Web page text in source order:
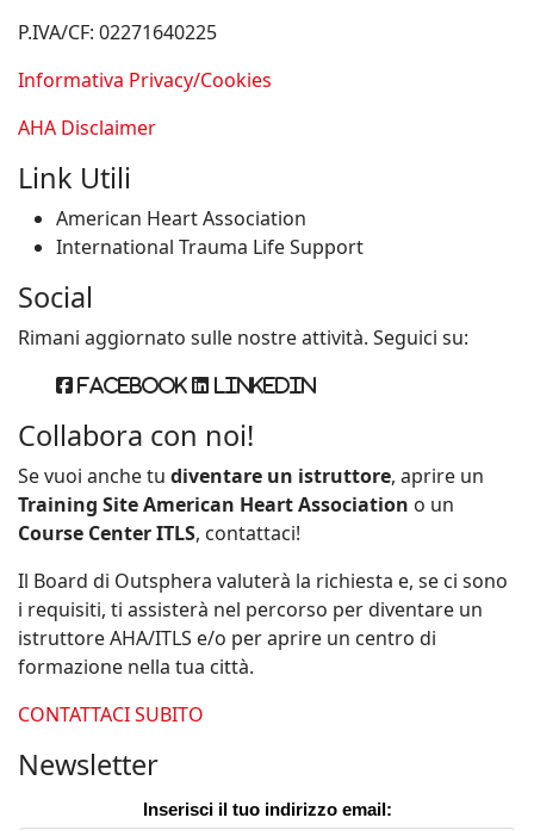
P.IVA/CF: 02271640225
Informativa Privacy/Cookies
AHA Disclaimer
Link Utili
American Heart Association
International Trauma Life Support
Social
Rimani aggiornato sulle nostre attività. Seguici su:
Facebook Linkedin
Collabora con noi!
Se vuoi anche tu diventare un istruttore, aprire un
Training Site American Heart Association o un
Course Center ITLS, contattaci!
Il Board di Outsphera valuterà la richiesta e, se ci sono
i requisiti, ti assisterà nel percorso per diventare un
istruttore AHA/ITLS e/o per aprire un centro di
formazione nella tua città.
CONTATTACI SUBITO
Newsletter
Inserisci il tuo indirizzo email: